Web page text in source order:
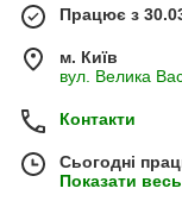
Працює з
м. Київ
вул. Велика
Контакти
Сьогодні
Показати